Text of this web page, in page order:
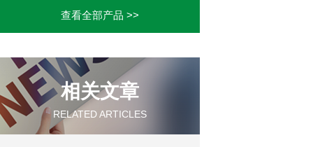
查看全部产品 >>
相关文章
RELATED ARTICLES